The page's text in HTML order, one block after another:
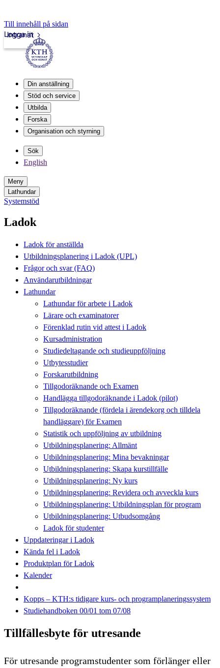
Till innehåll på sidan
Intranät
Logga in
Din anställning
Stöd och service
Utbilda
Forska
Organisation och styrning
Sök
English
Meny
Lathundar
Systemstöd
Ladok
Ladok för anställda
Utbildningsplanering i Ladok (UPL)
Frågor och svar (FAQ)
Användarutbildningar
Lathundar
Lathundar för arbete i Ladok
Lärare och examinatorer
Förenklad rutin vid attest i Ladok
Kursadministration
Studiedeltagande och studieuppföljning
Utbytesstudier
Forskarutbildning
Tillgodoräknande och Examen
Handlägga tillgodoräknande i Ladok (pilot)
Tillgodoräknande (fördela i ärendekorg och tilldela
handläggare) för Examen
Statistik och uppföljning av utbildning
Utbildningsplanering: Allmänt
Utbildningsplanering: Mina bevakningar
Utbildningsplanering: Skapa kurstillfälle
Utbildningsplanering: Ny kurs
Utbildningsplanering: Revidera och avveckla kurs
Utbildningsplanering: Utbildningsplan för program
Utbildningsplanering: Utbudsomgång
Ladok för studenter
Uppdateringar i Ladok
Kända fel i Ladok
Produktplan för Ladok
Kalender
Kopps – KTH:s tidigare kurs- och programplaneringssystem
Studiehandboken 00/01 tom 07/08
Tillfällesbyte för utresande
För utresande programstudenter som förlänger eller